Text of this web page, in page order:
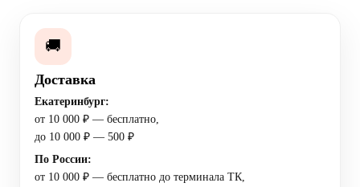
🚚
Доставка
Екатеринбург:
от 10 000 ₽ — бесплатно,
до 10 000 ₽ — 500 ₽
По России:
от 10 000 ₽ — бесплатно до терминала ТК,